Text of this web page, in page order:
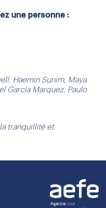
une personne :
Haemin Sunim, Maya
Garcia Marquez, Paulo
tranquillité et